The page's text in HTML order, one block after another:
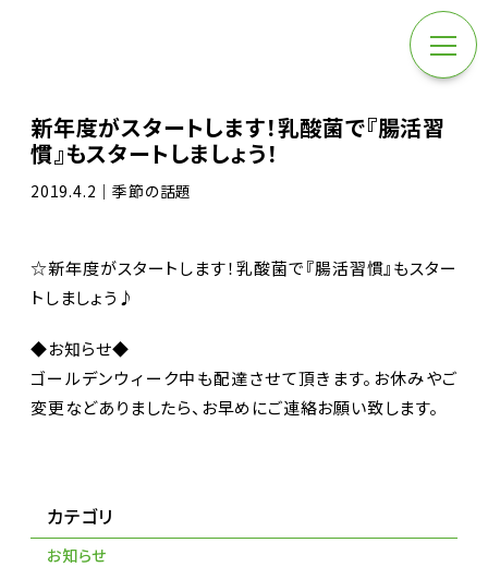
新年度がスタートします！乳酸菌で『腸活習
慣』もスタートしましょう！
2019.4.2｜季節の話題
☆新年度がスタートします！乳酸菌で『腸活習慣』もスター
トしましょう♪
◆お知らせ◆
ゴールデンウィーク中も配達させて頂きます。お休みやご
変更などありましたら、お早めにご連絡お願い致します。
カテゴリ
お知らせ